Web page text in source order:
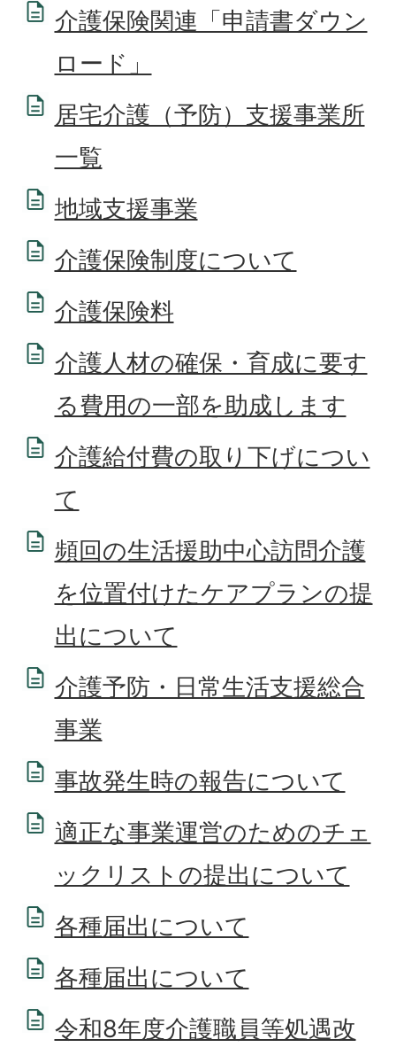
介護保険関連「申請書ダウン
ロード」
居宅介護（予防）支援事業所
一覧
地域支援事業
介護保険制度について
介護保険料
介護人材の確保・育成に要す
る費用の一部を助成します
介護給付費の取り下げについ
て
頻回の生活援助中心訪問介護
を位置付けたケアプランの提
出について
介護予防・日常生活支援総合
事業
事故発生時の報告について
適正な事業運営のためのチェ
ックリストの提出について
各種届出について
各種届出について
令和8年度介護職員等処遇改